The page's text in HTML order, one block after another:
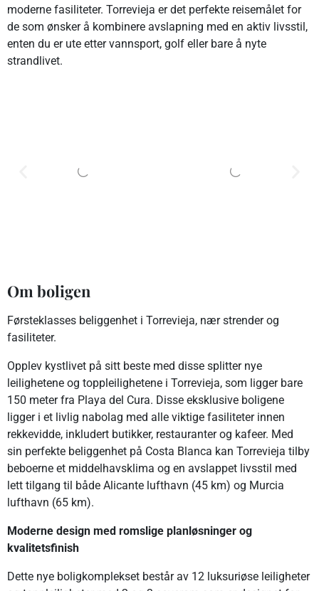
moderne fasiliteter. Torrevieja er det perfekte reisemålet for
de som ønsker å kombinere avslapning med en aktiv livsstil,
enten du er ute etter vannsport, golf eller bare å nyte
strandlivet.
Om boligen
Førsteklasses beliggenhet i Torrevieja, nær strender og
fasiliteter.
Opplev kystlivet på sitt beste med disse splitter nye
leilighetene og toppleilighetene i Torrevieja, som ligger bare
150 meter fra Playa del Cura. Disse eksklusive boligene
ligger i et livlig nabolag med alle viktige fasiliteter innen
rekkevidde, inkludert butikker, restauranter og kafeer. Med
sin perfekte beliggenhet på Costa Blanca kan Torrevieja tilby
beboerne et middelhavsklima og en avslappet livsstil med
lett tilgang til både Alicante lufthavn (45 km) og Murcia
lufthavn (65 km).
Moderne design med romslige planløsninger og
kvalitetsfinish
Dette nye boligkomplekset består av 12 luksuriøse leiligheter